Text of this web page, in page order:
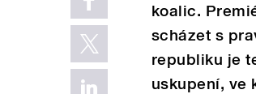
koalic.
scházet s
republiku je
uskupení, ve